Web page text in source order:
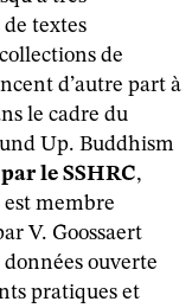
textes
de
d’autre part à
le cadre du
Up. Buddhism
le SSHRC,
est membre
V. Goossaert
ouverte
pratiques et